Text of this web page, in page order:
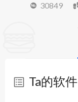
VIP
30849
Ta的软件